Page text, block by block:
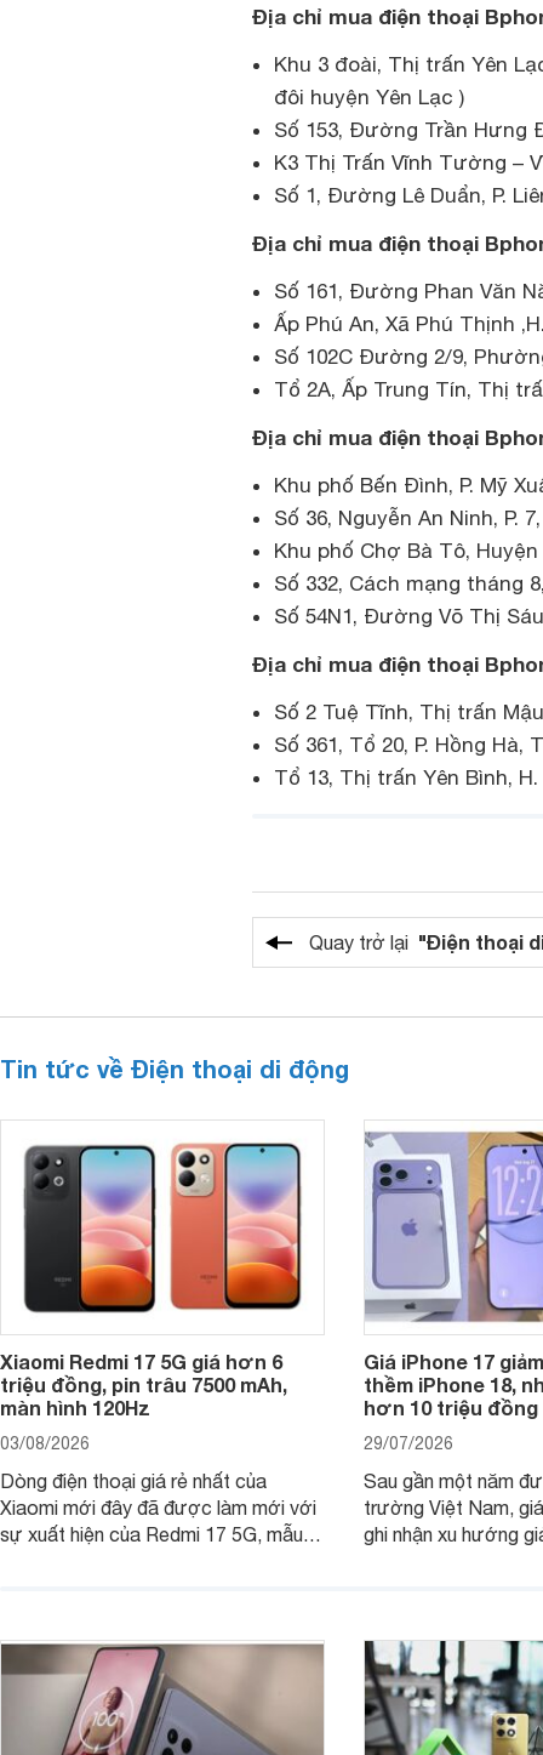
Địa chỉ mua điện thoại
Khu 3 đoài, Thị trấn Yên
đôi huyện Yên Lạc )
Số 153, Đường Trần Hưng
K3 Thị Trấn Vĩnh Tường –
Số 1, Đường Lê Duẩn, P.
Địa chỉ mua điện thoại
Số 161, Đường Phan Văn
Ấp Phú An, Xã Phú Thịnh
Số 102C Đường 2/9,
Tổ 2A, Ấp Trung Tín, Thị
Địa chỉ mua điện thoại
Khu phố Bến Đình, P. Mỹ
Số 36, Nguyễn An Ninh, P.
Khu phố Chợ Bà Tô,
Số 332, Cách mạng tháng
Số 54N1, Đường Võ Thị
Địa chỉ mua điện thoại
Số 2 Tuệ Tĩnh, Thị trấn
Số 361, Tổ 20, P. Hồng Hà,
Tổ 13, Thị trấn Yên Bình,
Quay trở lại "Điện thoại
Tin tức về Điện thoại di động
Xiaomi Redmi 17 5G giá hơn 6
triệu đồng, pin trâu 7500 mAh,
màn hình 120Hz
03/08/2026
Dòng điện thoại giá rẻ nhất của
Xiaomi mới đây đã được làm mới với
sự xuất hiện của Redmi 17 5G, mẫu
Giá iPhone 17
thềm iPhone 18,
hơn 10 triệu đồng
29/07/2026
Sau gần một năm
trường Việt Nam,
ghi nhận xu hướng